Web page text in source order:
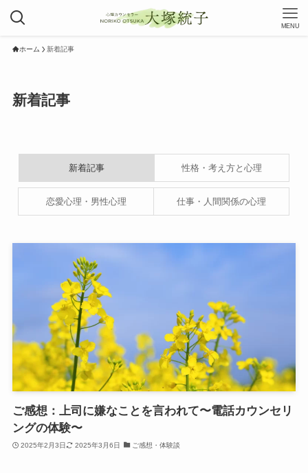
MENU
ホーム 新着記事
新着記事
新着記事 性格・考え方と心理
恋愛心理・男性心理 仕事・人間関係の心理
ご感想：上司に嫌なことを言われて〜電話カウンセリ
ングの体験〜
2025年2月3日 2025年3月6日 ご感想・体験談